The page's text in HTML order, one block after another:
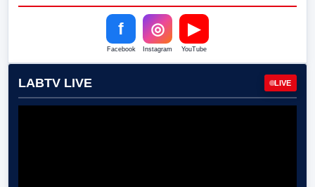
f
Facebook
◎
Instagram
▶
YouTube
LABTV LIVE LIVE